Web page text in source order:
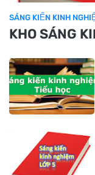
SÁNG KIẾN KINH
KHO SÁNG